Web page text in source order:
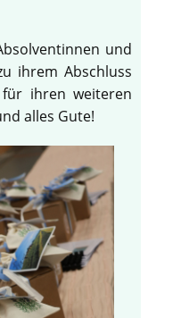
und
ihrem Abschluss
ihren weiteren
alles Gute!